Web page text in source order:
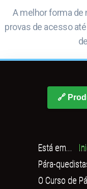
A melhor forma de
provas de acesso
🔗
Está em...
Pára-
O Curso de